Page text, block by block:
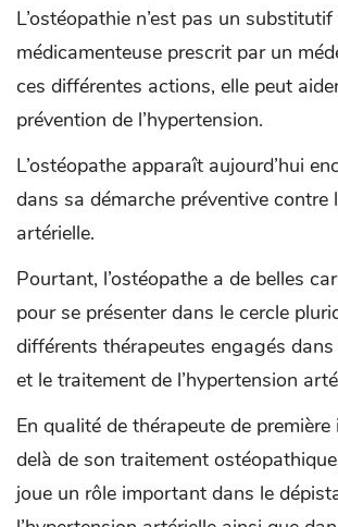
L’ostéopathie n’est pas un
médicamenteuse prescrit par un
ces différentes actions, elle peut
prévention de l’hypertension.
L’ostéopathe apparaît aujourd’hui
dans sa démarche préventive contre
artérielle.
Pourtant, l’ostéopathe a de belles
pour se présenter dans le cercle
différents thérapeutes engagés
et le traitement de l’hypertension
En qualité de thérapeute de
delà de son traitement
joue un rôle important dans le